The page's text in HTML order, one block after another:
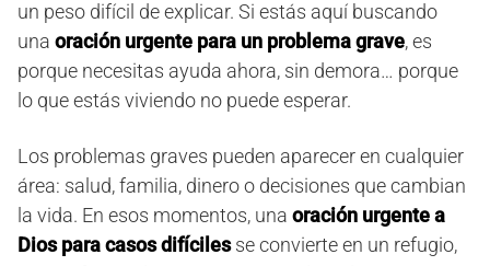
un peso difícil de explicar. Si estás aquí buscando
una oración urgente para un problema grave, es
porque necesitas ayuda ahora, sin demora… porque
lo que estás viviendo no puede esperar.
Los problemas graves pueden aparecer en cualquier
área: salud, familia, dinero o decisiones que cambian
la vida. En esos momentos, una oración urgente a
Dios para casos difícilesse convierte en un refugio,